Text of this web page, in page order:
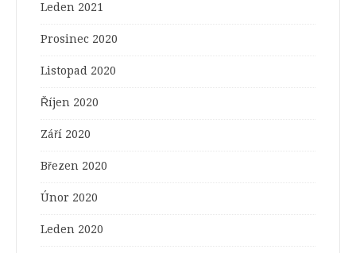
Leden 2021
Prosinec 2020
Listopad 2020
Říjen 2020
Září 2020
Březen 2020
Únor 2020
Leden 2020